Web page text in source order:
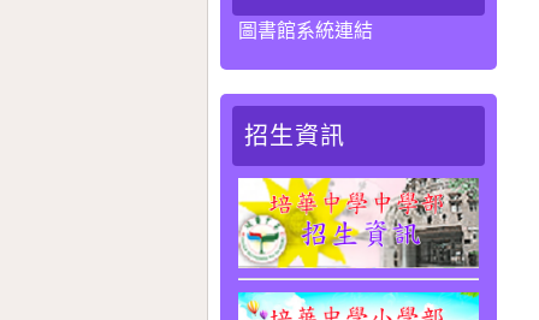
圖書館系統連結
招生資訊